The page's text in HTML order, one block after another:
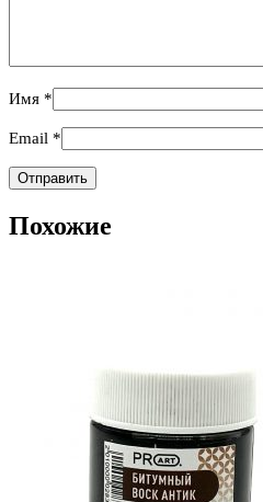
Имя *
Email *
Похожие